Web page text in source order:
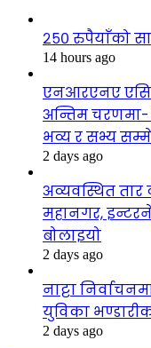
२५० रुपैयाँको
14 hours ago
एनआरएनए
अन्तिम
भव्य र सभ्य
2 days ago
अव्यवस्थित तार
महानगर,
बोलाइयो
2 days ago
नाट्टा
युविका
2 days ago